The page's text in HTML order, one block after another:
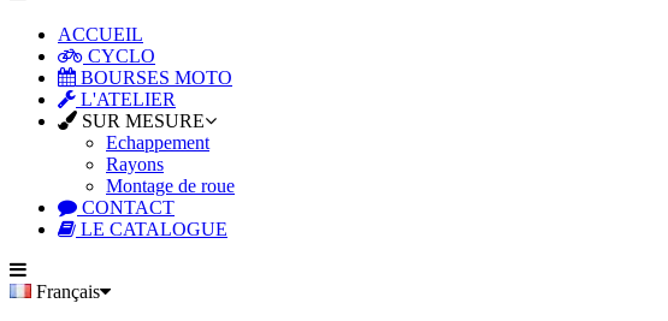
ACCUEIL
CYCLO
BOURSES MOTO
L'ATELIER
SUR MESURE
Echappement
Rayons
Montage de roue
CONTACT
LE CATALOGUE
Français